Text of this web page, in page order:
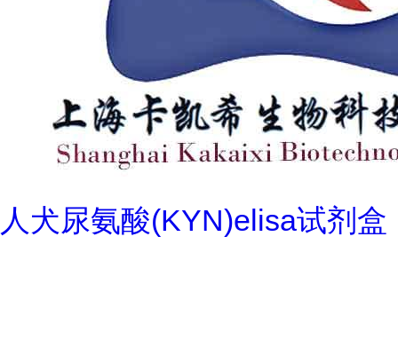
人犬尿氨酸(KYN)elisa试剂盒